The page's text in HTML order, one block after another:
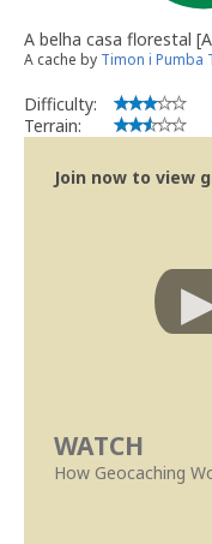
A belha casa florestal
A cache by Timon i Pumba
Difficulty:
Terrain:
Join now to view
WATCH
How Geocaching